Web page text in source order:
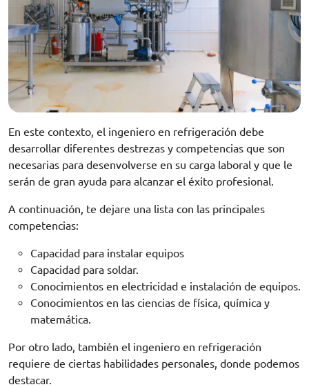
En este contexto, el ingeniero en refrigeración debe
desarrollar diferentes destrezas y competencias que son
necesarias para desenvolverse en su carga laboral y que le
serán de gran ayuda para alcanzar el éxito profesional.
A continuación, te dejare una lista con las principales
competencias:
Capacidad para instalar equipos
Capacidad para soldar.
Conocimientos en electricidad e instalación de equipos.
Conocimientos en las ciencias de física, química y
matemática.
Por otro lado, también el ingeniero en refrigeración
requiere de ciertas habilidades personales, donde podemos
destacar.